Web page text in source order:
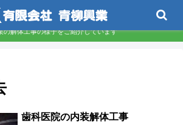
都墨田区 下町の解体屋さんです
の解体工事の様子をご紹介しています
歯科医院の内装解体工事